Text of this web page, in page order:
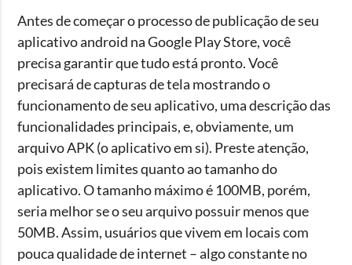
Antes de começar o processo de publicação de seu
aplicativo android na Google Play Store, você
precisa garantir que tudo está pronto. Você
precisará de capturas de tela mostrando o
funcionamento de seu aplicativo, uma descrição das
funcionalidades principais, e, obviamente, um
arquivo APK (o aplicativo em si). Preste atenção,
pois existem limites quanto ao tamanho do
aplicativo. O tamanho máximo é 100MB, porém,
seria melhor se o seu arquivo possuir menos que
50MB. Assim, usuários que vivem em locais com
pouca qualidade de internet – algo constante no